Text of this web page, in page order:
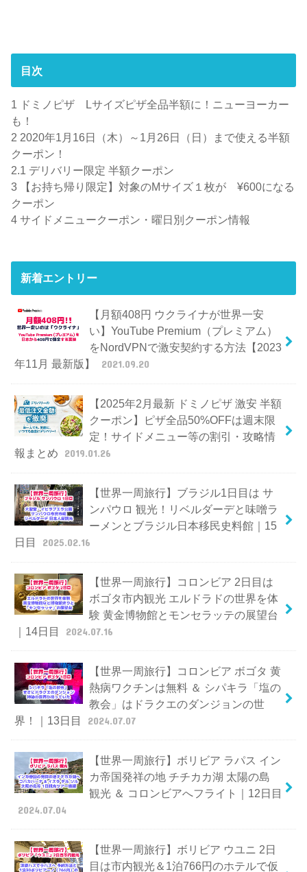
目次
1
ドミノピザ Lサイズピザ全品半額に！ニューヨーカー
も！
2 2020年1月16日（木）～1月26日（日）まで使える半額
クーポン！
2.1 デリバリー限定 半額クーポン
3 【お持ち帰り限定】対象のMサイズ１枚が ¥600になる
クーポン
4 サイドメニュークーポン・曜日別クーポン情報
新着エントリー
【月額408円 ウクライナが世界一安
い】YouTube Premium（プレミアム）
をNordVPNで激安契約する方法【2023
年11月 最新版】
2021.09.20
【2025年2月最新 ドミノピザ 激安 半額
クーポン】ピザ全品50%OFFは週末限
定！サイドメニュー等の割引・攻略情
報まとめ
2019.01.26
【世界一周旅行】ブラジル1日目は サ
ンパウロ 観光！リベルダーデと味噌ラ
ーメンとブラジル日本移民史料館｜15
日目
2025.02.16
【世界一周旅行】コロンビア 2日目は
ボゴタ市内観光 エルドラドの世界を体
験 黄金博物館とモンセラッテの展望台
｜14日目
2024.07.16
【世界一周旅行】コロンビア ボゴタ 黄
熱病ワクチンは無料 ＆ シパキラ「塩の
教会」はドラクエのダンジョンの世
界！｜13日目
2024.07.07
【世界一周旅行】ボリビア ラパス イン
カ帝国発祥の地 チチカカ湖 太陽の島
観光 ＆ コロンビアへフライト｜12日目
2024.07.04
【世界一周旅行】ボリビア ウユニ 2日
目は市内観光＆1泊766円のホテルで仮